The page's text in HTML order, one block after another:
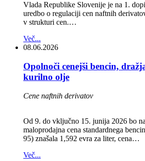
Vlada Republike Slovenije je na 1.
uredbo o regulaciji cen naftnih
v strukturi cen.…
Več...
08.06.2026
Opolnoči cenejši bencin,
kurilno olje
Cene naftnih derivatov
Od 9. do vključno 15. junija 2026 bo
maloprodajna cena standardnega
95) znašala 1,592 evra za liter, cena…
Več...